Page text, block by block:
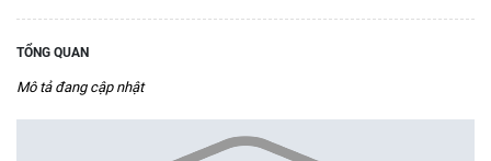
TỔNG QUAN
Mô tả đang cập nhật